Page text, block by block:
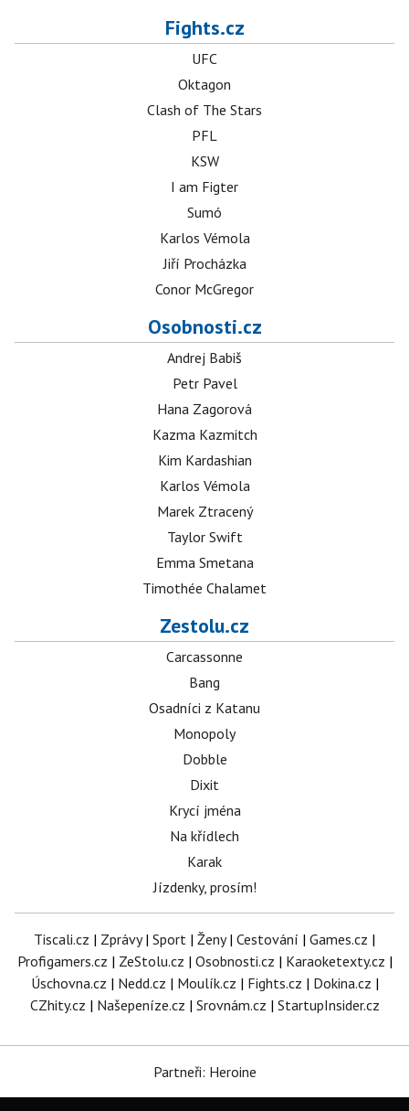
Fights.cz
UFC
Oktagon
Clash of The Stars
PFL
KSW
I am Figter
Sumó
Karlos Vémola
Jiří Procházka
Conor McGregor
Osobnosti.cz
Andrej Babiš
Petr Pavel
Hana Zagorová
Kazma Kazmitch
Kim Kardashian
Karlos Vémola
Marek Ztracený
Taylor Swift
Emma Smetana
Timothée Chalamet
Zestolu.cz
Carcassonne
Bang
Osadníci z Katanu
Monopoly
Dobble
Dixit
Krycí jména
Na křídlech
Karak
Jízdenky, prosím!
Tiscali.cz | Zprávy| Sport | Ženy| Cestování | Games.cz |
Profigamers.cz | ZeStolu.cz | Osobnosti.cz | Karaoketexty.cz |
Úschovna.cz | Nedd.cz | Moulík.cz | Fights.cz | Dokina.cz |
CZhity.cz | Našepeníze.cz | Srovnám.cz | StartupInsider.cz
Partneři: Heroine